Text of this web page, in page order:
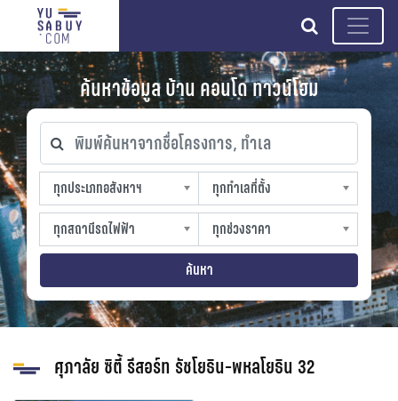
search
ค้นหาข้อมูล บ้าน คอนโด ทาวน์โฮม
พิมพ์ค้นหาจากชื่อโครงการ, ทำเล
ทุกประเภทอสังหาฯ
ทุกประเภทอสังหาฯ
sproperty
ทุกทำเลที่ตั้ง
ทุกทำเลที่ตั้ง
slocation
ทุกสถานีรถไฟฟ้า
ทุกสถานีรถไฟฟ้า
strain-station
ทุกช่วงราคา
ทุกช่วงราคา
sprice
ค้นหา
ศุภาลัย ซิตี้ รีสอร์ท รัชโยธิน-พหลโยธิน 32